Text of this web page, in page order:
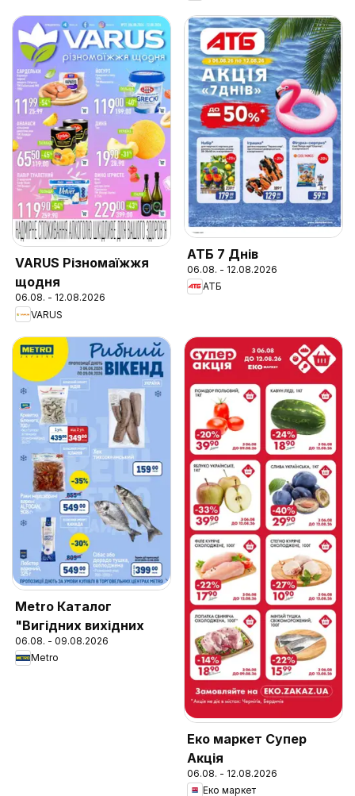
VARUS Різномаїжжя
щодня
06.08. - 12.08.2026
VARUS
АТБ 7 Днів
06.08. - 12.08.2026
АТБ
Metro Каталог
"Вигідних вихідних
06.08. - 09.08.2026
Metro
Еко маркет Супер
Акція
06.08. - 12.08.2026
Еко маркет